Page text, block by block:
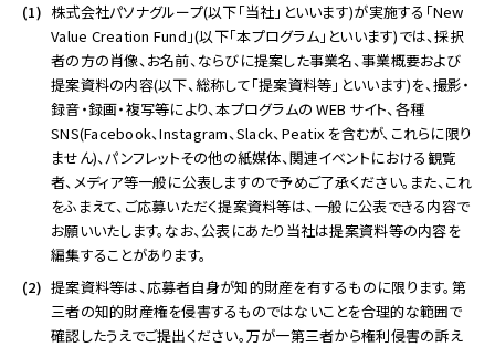
株式会社パソナグループ(以下「当社」といいます)が実施する「New
Value Creation Fund」(以下「本プログラム」といいます)では、採択
者の方の肖像、お名前、ならびに提案した事業名、事業概要および
提案資料の内容(以下、総称して「提案資料等」といいます)を、撮影・
録音・録画・複写等により、本プログラムの WEB サイト、各種
SNS(Facebook、Instagram、Slack、Peatix を含むが、これらに限り
ません)、パンフレットその他の紙媒体、関連イベントにおける観覧
者、メディア等一般に公表しますので予めご了承ください。また、これ
をふまえて、ご応募いただく提案資料等は、一般に公表できる内容で
お願いいたします。なお、公表にあたり当社は提案資料等の内容を
編集することがあります。
提案資料等は、応募者自身が知的財産を有するものに限ります。第
三者の知的財産権を侵害するものではないことを合理的な範囲で
確認したうえでご提出ください。万が一第三者から権利侵害の訴え